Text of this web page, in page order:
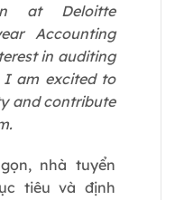
at Deloitte
Accounting
in auditing
I am excited to
and contribute
nhà tuyển
tiêu và định